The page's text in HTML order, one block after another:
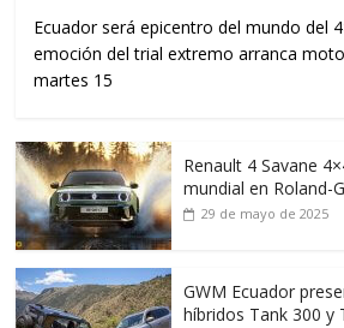
Ecuador será epicentro del mundo del
emoción del trial extremo arranca
martes 15
Renault 4 Savane
mundial en Roland-
29 de mayo de 2025
GWM Ecuador
híbridos Tank 300 y